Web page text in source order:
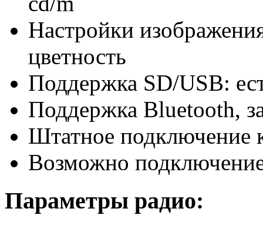
Настройки
цветность
Поддержка SD/USB:
Поддержка Bluetooth,
Штатное подключение
Возможно
Параметры радио: